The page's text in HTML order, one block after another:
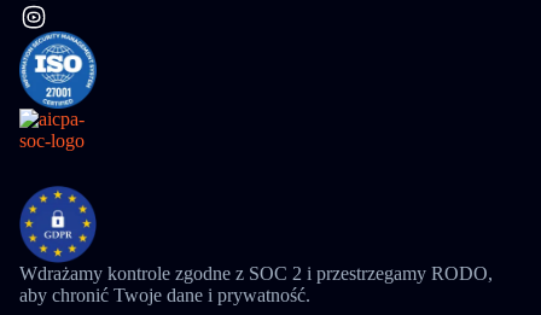
Wdrażamy kontrole zgodne z SOC 2 i przestrzegamy RODO,
aby chronić Twoje dane i prywatność.